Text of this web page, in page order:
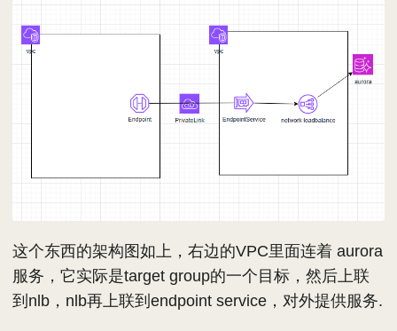
这个东西的架构图如上，右边的VPC里面连着 aurora
服务，它实际是target group的一个目标，然后上联
到nlb，nlb再上联到endpoint service，对外提供服务.